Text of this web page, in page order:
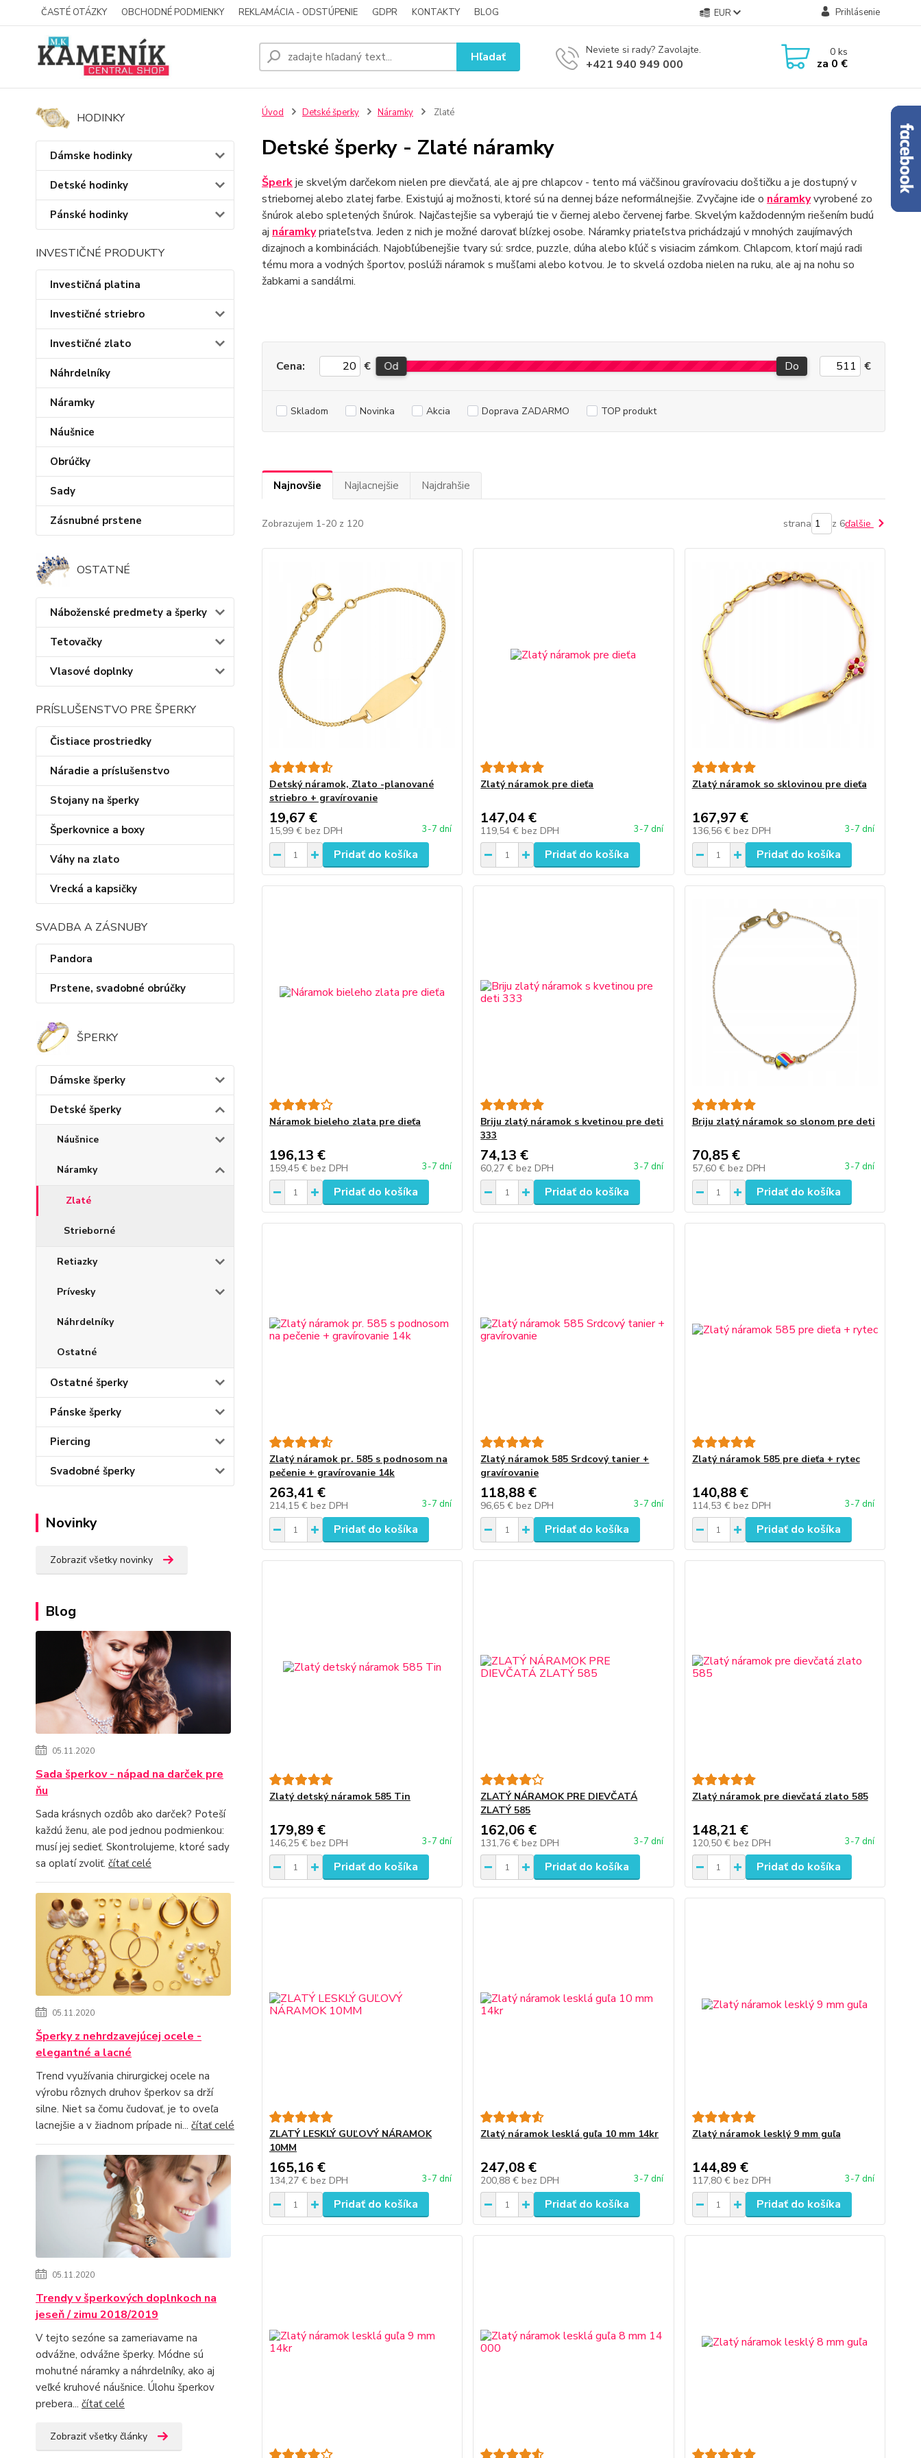
ČASTÉ OTÁZKY OBCHODNÉ PODMIENKY REKLAMÁCIA - ODSTÚPENIE GDPR KONTAKTY BLOG EUR Prihlásenie
Hľadať Neviete si rady? Zavolajte.
+421 940 949 000
0ks
za 0 €
HODINKY
Dámske hodinky
Detské hodinky
Pánské hodinky
INVESTIČNÉ PRODUKTY
Investičná platina
Investičné striebro
Investičné zlato
Náhrdelníky
Náramky
Náušnice
Obrúčky
Sady
Zásnubné prstene
OSTATNÉ
Náboženské predmety a šperky
Tetovačky
Vlasové doplnky
PRÍSLUŠENSTVO PRE ŠPERKY
Čistiace prostriedky
Náradie a príslušenstvo
Stojany na šperky
Šperkovnice a boxy
Váhy na zlato
Vrecká a kapsičky
SVADBA A ZÁSNUBY
Pandora
Prstene, svadobné obrúčky
ŠPERKY
Dámske šperky
Detské šperky
Náušnice
Náramky
Zlaté
Strieborné
Retiazky
Prívesky
Náhrdelníky
Ostatné
Ostatné šperky
Pánske šperky
Piercing
Svadobné šperky
Novinky
Zobraziť všetky novinky
Blog
05.11.2020
Sada šperkov - nápad na darček pre
ňu
Sada krásnych ozdôb ako darček? Poteší
každú ženu, ale pod jednou podmienkou:
musí jej sedieť. Skontrolujeme, ktoré sady
sa oplatí zvoliť. čítať celé
05.11.2020
Šperky z nehrdzavejúcej ocele -
elegantné a lacné
Trend využívania chirurgickej ocele na
výrobu rôznych druhov šperkov sa drží
silne. Niet sa čomu čudovať, je to oveľa
lacnejšie a v žiadnom prípade ni... čítať celé
05.11.2020
Trendy v šperkových doplnkoch na
jeseň / zimu 2018/2019
V tejto sezóne sa zameriavame na
odvážne, odvážne šperky. Módne sú
mohutné náramky a náhrdelníky, ako aj
veľké kruhové náušnice. Úlohu šperkov
prebera... čítať celé
Zobraziť všetky články
Úvod Detské šperky Náramky Zlaté
Detské šperky - Zlaté náramky
Šperkje skvelým darčekom nielen pre dievčatá, ale aj pre chlapcov - tento má väčšinou gravírovaciu doštičku a je dostupný v
striebornej alebo zlatej farbe. Existujú aj možnosti, ktoré sú na dennej báze neformálnejšie. Zvyčajne ide o náramkyvyrobené zo
šnúrok alebo spletených šnúrok. Najčastejšie sa vyberajú tie v čiernej alebo červenej farbe. Skvelým každodenným riešením budú
aj náramkypriateľstva. Jeden z nich je možné darovať blízkej osobe. Náramky priateľstva prichádzajú v mnohých zaujímavých
dizajnoch a kombináciách. Najobľúbenejšie tvary sú: srdce, puzzle, dúha alebo kľúč s visiacim zámkom. Chlapcom, ktorí majú radi
tému mora a vodných športov, poslúži náramok s mušľami alebo kotvou. Je to skvelá ozdoba nielen na ruku, ale aj na nohu so
žabkami a sandálmi.
Cena: € Od Do €
Skladom Novinka Akcia Doprava ZADARMO TOP produkt
Najnovšie Najlacnejšie Najdrahšie
Zobrazujem 1-20 z 120 strana z 6ďalšie
Detský náramok, Zlato -planované
striebro + gravírovanie
19,67 €
15,99 € bez DPH 3-7 dní
Pridať do košíka
Zlatý náramok pre dieťa
147,04 €
119,54 € bez DPH 3-7 dní
Pridať do košíka
Zlatý náramok so sklovinou pre dieťa
167,97 €
136,56 € bez DPH 3-7 dní
Pridať do košíka
Náramok bieleho zlata pre dieťa
196,13 €
159,45 € bez DPH 3-7 dní
Pridať do košíka
Briju zlatý náramok s kvetinou pre deti
333
74,13 €
60,27 € bez DPH 3-7 dní
Pridať do košíka
Briju zlatý náramok so slonom pre deti
70,85 €
57,60 € bez DPH 3-7 dní
Pridať do košíka
Zlatý náramok pr. 585 s podnosom na
pečenie + gravírovanie 14k
263,41 €
214,15 € bez DPH 3-7 dní
Pridať do košíka
Zlatý náramok 585 Srdcový tanier +
gravírovanie
118,88 €
96,65 € bez DPH 3-7 dní
Pridať do košíka
Zlatý náramok 585 pre dieťa + rytec
140,88 €
114,53 € bez DPH 3-7 dní
Pridať do košíka
Zlatý detský náramok 585 Tin
179,89 €
146,25 € bez DPH 3-7 dní
Pridať do košíka
ZLATÝ NÁRAMOK PRE DIEVČATÁ
ZLATÝ 585
162,06 €
131,76 € bez DPH 3-7 dní
Pridať do košíka
Zlatý náramok pre dievčatá zlato 585
148,21 €
120,50 € bez DPH 3-7 dní
Pridať do košíka
ZLATÝ LESKLÝ GUĽOVÝ NÁRAMOK
10MM
165,16 €
134,27 € bez DPH 3-7 dní
Pridať do košíka
Zlatý náramok lesklá guľa 10 mm 14kr
247,08 €
200,88 € bez DPH 3-7 dní
Pridať do košíka
Zlatý náramok lesklý 9 mm guľa
144,89 €
117,80 € bez DPH 3-7 dní
Pridať do košíka